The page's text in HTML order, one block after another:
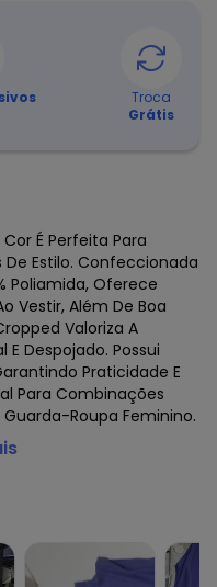
Troca
Grátis
É Perfeita Para
De Estilo. Confeccionada
Poliamida, Oferece
Vestir, Além De Boa
Valoriza A
Despojado. Possui
Praticidade E
Para Combinações
Guarda-Roupa Feminino.
Azul
LTDA / CNPJ
Lavar à mão.